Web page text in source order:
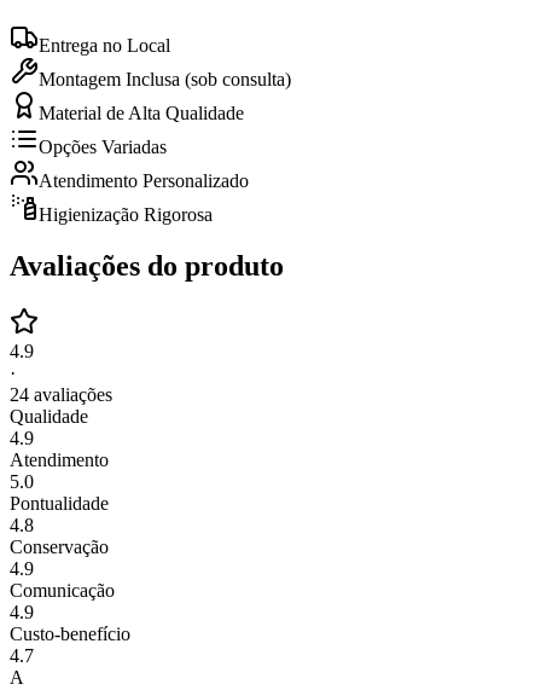
Entrega no Local
Montagem Inclusa (sob consulta)
Material de Alta Qualidade
Opções Variadas
Atendimento Personalizado
Higienização Rigorosa
Avaliações do produto
4.9
·
24 avaliações
Qualidade
4.9
Atendimento
5.0
Pontualidade
4.8
Conservação
4.9
Comunicação
4.9
Custo-benefício
4.7
A